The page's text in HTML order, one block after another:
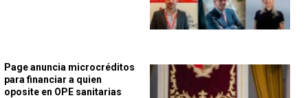
Page anuncia microcréditos
para financiar a quien
oposite en OPE sanitarias